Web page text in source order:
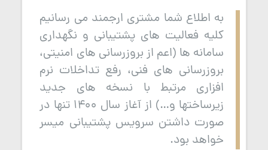
به اطلاع شما مشتری ارجمند می رسانیم
کلیه فعالیت های پشتیبانی و نگهداری
سامانه ها (اعم از بروزرسانی های امنیتی،
بروزرسانی های فنی، رفع تداخلات نرم
افزاری مرتبط با نسخه های جدید
زیرساختها و…) از آغاز سال 1400 تنها در
صورت داشتن سرویس پشتیبانی میسر
خواهد بود.